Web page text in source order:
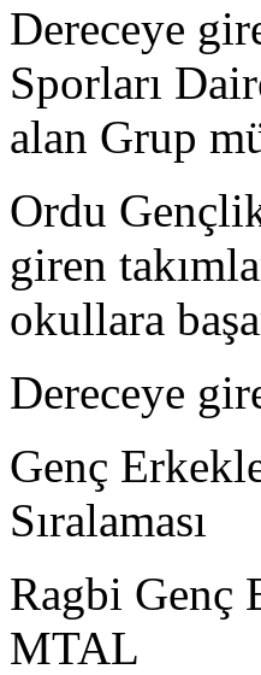
Dereceye
Sporları
alan Grup
Ordu
giren
okullara
Genç
Ragbi
MTAL